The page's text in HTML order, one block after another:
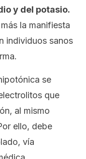
y del potasio.
la manifiesta
individuos sanos
se
que
al mismo
ello, debe
vía